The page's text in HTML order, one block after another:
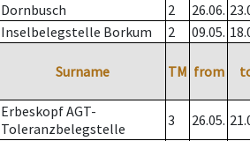
Dornbusch 2 26.06.
Inselbelegstelle Borkum 2 09.05.
Surname TM from
Erbeskopf AGT-
Toleranzbelegstelle
3 26.05.